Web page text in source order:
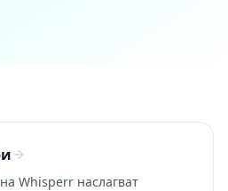
Whisperr наслагват